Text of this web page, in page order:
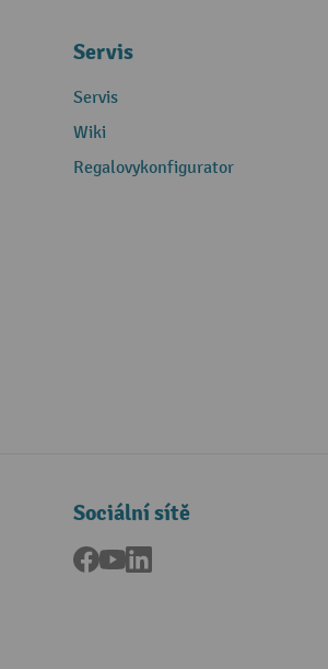
Servis
Servis
Wiki
Regalovykonfigurator
Sociální sítě
Facebook
YouTube